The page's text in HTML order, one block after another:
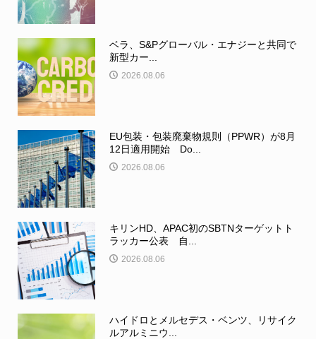
ベラ、S&Pグローバル・エナジーと共同で
新型カー...
2026.08.06
EU包装・包装廃棄物規則（PPWR）が8月
12日適用開始 Do...
2026.08.06
キリンHD、APAC初のSBTNターゲットト
ラッカー公表 自...
2026.08.06
ハイドロとメルセデス・ベンツ、リサイク
ルアルミニウ...